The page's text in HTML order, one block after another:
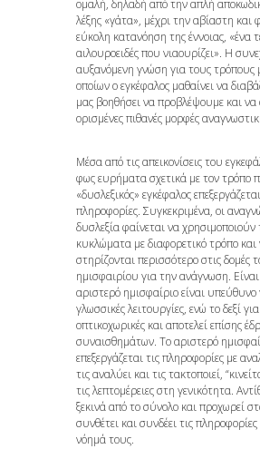
ομαλή, δηλαδή από την απλή
λέξης «γάτα», μέχρι την αβίαστη και
εύκολη κατανόηση της έννοιας, «ένα
αιλουροειδές που νιαουρίζει». Η
αυξανόμενη γνώση για τους τρόπους
οποίων ο εγκέφαλος μαθαίνει να
μας βοηθήσει να προβλέψουμε και
ορισμένες πιθανές μορφές
Μέσα από τις απεικονίσεις του
φως ευρήματα σχετικά με τον τρόπο
«δυσλεξικός» εγκέφαλος
πληροφορίες. Συγκεκριμένα, οι
δυσλεξία φαίνεται να χρησιμοποιούν
κυκλώματα με διαφορετικό τρόπο και
στηρίζονται περισσότερο στις δομές
ημισφαιρίου για την ανάγνωση.
αριστερό ημισφαίριο είναι υπεύθυνο
γλωσσικές λειτουργίες, ενώ το δεξί για
οπτικοχωρικές και αποτελεί επίσης
συναισθημάτων. Το αριστερό
επεξεργάζεται τις πληροφορίες με
τις αναλύει και τις τακτοποιεί,
τις λεπτομέρειες στη γενικότητα.
ξεκινά από το σύνολο και προχωρεί
συνθέτει και συνδέει τις
νόημά τους.